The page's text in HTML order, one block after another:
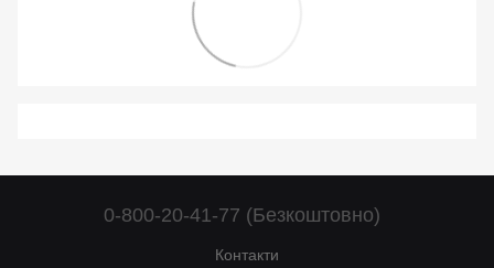
0-800-20-41-77 (Безкоштовно)
Контакти